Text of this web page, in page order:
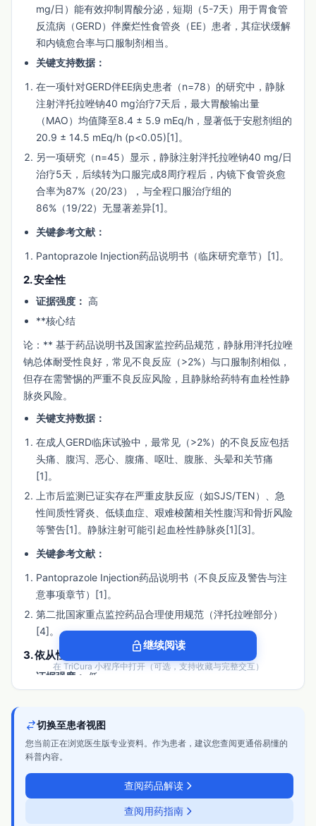
mg/日）能有效抑制胃酸分泌，短期（5-7天）用于胃食管
反流病（GERD）伴糜烂性食管炎（EE）患者，其症状缓解
和内镜愈合率与口服制剂相当。
关键支持数据：
在一项针对GERD伴EE病史患者（n=78）的研究中，静脉
注射泮托拉唑钠40 mg治疗7天后，最大胃酸输出量
（MAO）均值降至8.4 ± 5.9 mEq/h，显著低于安慰剂组的
20.9 ± 14.5 mEq/h (p<0.05)[1]。
另一项研究（n=45）显示，静脉注射泮托拉唑钠40 mg/日
治疗5天，后续转为口服完成8周疗程后，内镜下食管炎愈
合率为87%（20/23），与全程口服治疗组的
86%（19/22）无显著差异[1]。
关键参考文献：
Pantoprazole Injection药品说明书（临床研究章节）[1]。
2. 安全性
证据强度： 高
**核心结
论：** 基于药品说明书及国家监控药品规范，静脉用泮托拉唑
钠总体耐受性良好，常见不良反应（>2%）与口服制剂相似，
但存在需警惕的严重不良反应风险，且静脉给药特有血栓性静
脉炎风险。
关键支持数据：
在成人GERD临床试验中，最常见（>2%）的不良反应包括
头痛、腹泻、恶心、腹痛、呕吐、腹胀、头晕和关节痛
[1]。
上市后监测已证实存在严重皮肤反应（如SJS/TEN）、急
性间质性肾炎、低镁血症、艰难梭菌相关性腹泻和骨折风险
等警告[1]。静脉注射可能引起血栓性静脉炎[1][3]。
关键参考文献：
Pantoprazole Injection药品说明书（不良反应及警告与注
意事项章节）[1]。
第二批国家重点监控药品合理使用规范（泮托拉唑部分）
[4]。
3. 依从性
证据强度：
低
对照研究。其依从性优势主要体现在作为不能口服给药患者
的短期（≤10天）替代治疗方案。
药品说明书明确指出，本品仅短期（一般不超过7~10天）
用于不宜口服药物的患者，一旦可以口服则应转为口服治疗
lock_open继续阅读
在 TriCura 小程序中打开（可选，支持收藏与完整交互）
切换至患者视图
您当前正在浏览医生版专业资料。作为患者，建议您查阅更通俗易懂的
科普内容。
查阅药品解读
查阅用药指南